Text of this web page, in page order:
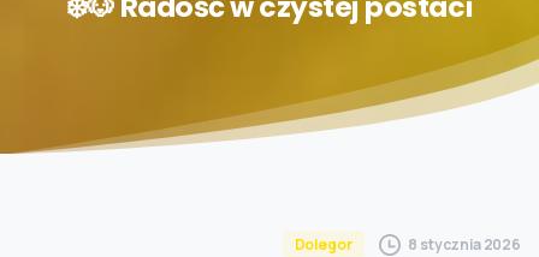
Dolegor 8 stycznia 2026